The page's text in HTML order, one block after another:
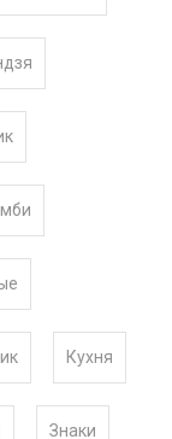
Кухня
Знаки